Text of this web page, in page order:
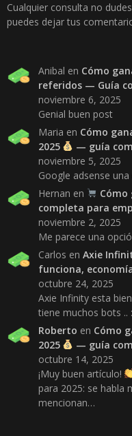
Cualquier consulta no
puedes dejar tus
Anibal en Cómo
referidos — Guía
noviembre 6, 2025
Genial buen post
Maria en Cómo
2025
— guía
noviembre 5, 2025
Google adsense
Hernan en
Cómo
completa para
noviembre 2, 2025
Me parece una
Carlos en Axie
funciona,
octubre 24, 2025
Axie Infinity esta
tiene muchos bots ..
Roberto en Cómo
2025
— guía
octubre 14, 2025
¡Muy buen artículo!
para 2025: se habla
mencionan…